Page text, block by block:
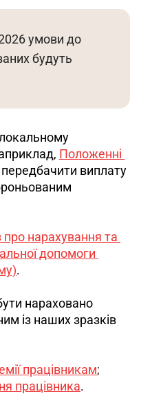
умови до
будуть
Положенні
передбачити виплату
нарахування та
допомоги
.
нараховано
із наших зразків
працівникам;
працівника.